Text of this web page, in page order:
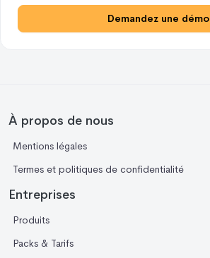
Demandez une démo
À propos de nous
Mentions légales
Termes et politiques de confidentialité
Entreprises
Produits
Packs & Tarifs